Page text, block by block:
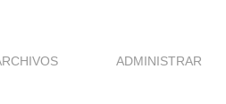
ADMINISTRAR